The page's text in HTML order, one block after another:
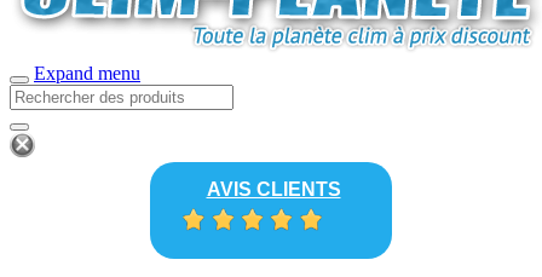
Expand menu
AVIS CLIENTS